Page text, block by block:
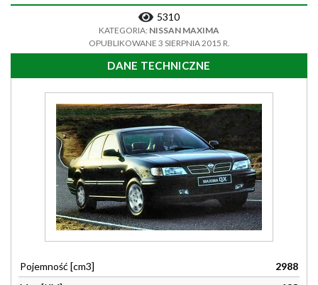
5310
KATEGORIA: NISSAN MAXIMA
OPUBLIKOWANE 3 SIERPNIA 2015 R.
DANE TECHNICZNE
Pojemność [cm3]
2988